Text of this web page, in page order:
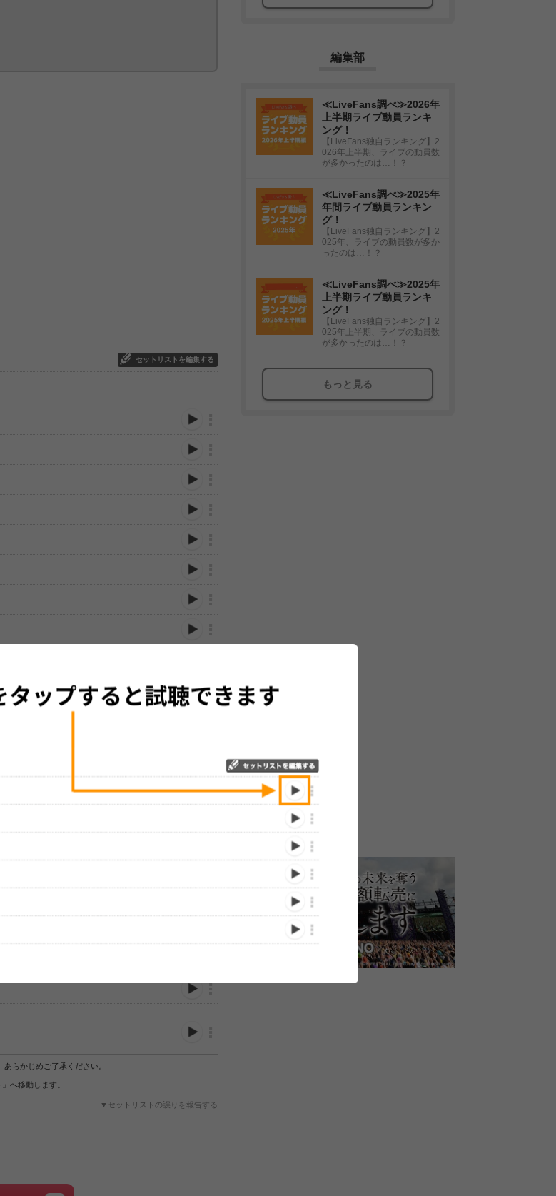
セットリストを編集する
らかじめご了承ください。
」へ移動します。
▼セットリストの誤りを報告する
編集部
≪LiveFans調べ≫2026年
上半期ライブ動員ランキ
ング！
【LiveFans独自ランキング】2
026年上半期、ライブの動員数
が多かったのは…！？
≪LiveFans調べ≫2025年
年間ライブ動員ランキン
グ！
【LiveFans独自ランキング】2
025年、ライブの動員数が多か
ったのは…！？
≪LiveFans調べ≫2025年
上半期ライブ動員ランキ
ング！
【LiveFans独自ランキング】2
025年上半期、ライブの動員数
が多かったのは…！？
もっと見る